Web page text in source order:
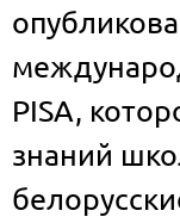
PISA,
знаний